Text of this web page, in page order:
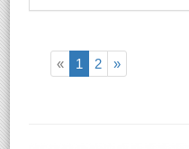
« 1 2 »